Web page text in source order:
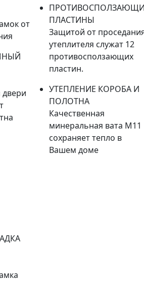
от
двери
ПЛАСТИНЫ
Защитой от
утеплителя служат 12
противосползающих
пластин.
УТЕПЛЕНИЕ КОРОБА И
ПОЛОТНА
Качественная
минеральная вата М11
сохраняет тепло в
Вашем доме